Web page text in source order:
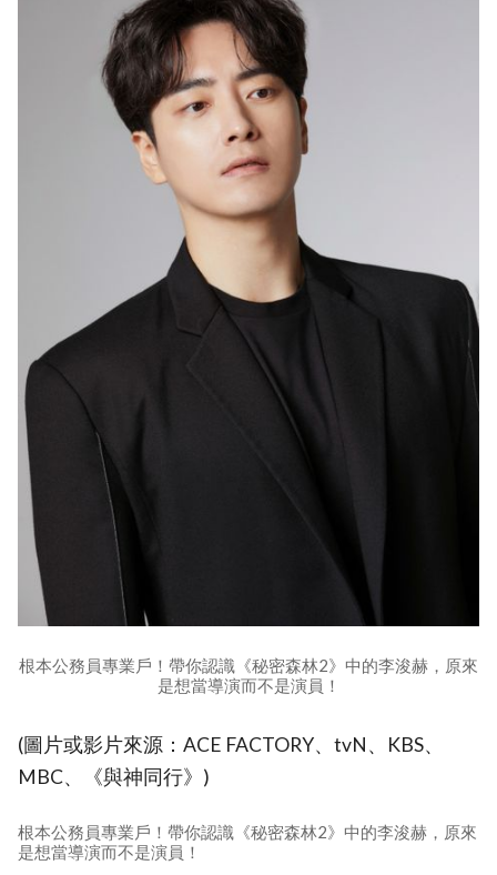
根本公務員專業戶！帶你認識《秘密森林2》中的李浚赫，原來
是想當導演而不是演員！
(圖片或影片來源：ACE FACTORY、tvN、KBS、
MBC、《與神同行》)
根本公務員專業戶！帶你認識《秘密森林2》中的李浚赫，原來
是想當導演而不是演員！